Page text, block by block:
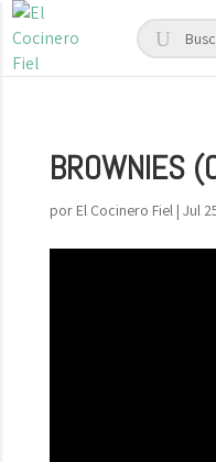
BROWNIES
por El Cocinero Fiel| Jul